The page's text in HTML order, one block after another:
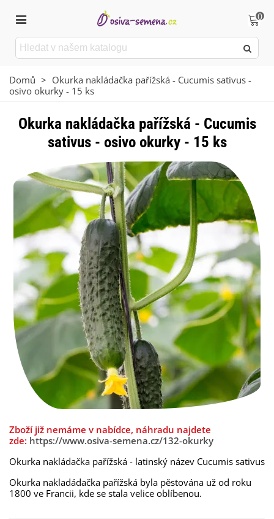
0
Domů > Okurka nakládačka pařížská - Cucumis sativus -
osivo okurky - 15 ks
Okurka nakládačka pařížská - Cucumis
sativus - osivo okurky - 15 ks
Zboží již nemáme v nabídce, náhradu najdete
zde: https://www.osiva-semena.cz/132-okurky
Okurka nakládačka pařížská - latinský název Cucumis sativus
Okurka nakladádačka pařížská byla pěstována už od roku
1800 ve Francii, kde se stala velice oblíbenou.